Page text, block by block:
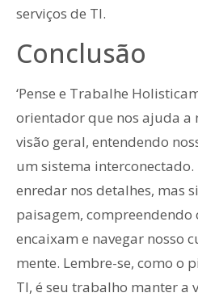
serviços de TI.
Conclusão
‘Pense e Trabalhe
orientador que nos ajuda a
visão geral, entendendo
um sistema interconectado.
enredar nos detalhes, mas
paisagem, compreendendo
encaixam e navegar nosso
mente. Lembre-se, como o
TI, é seu trabalho manter a